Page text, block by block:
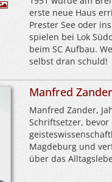
erste neue Haus
Prester See oder
spielen bei Lok
beim SC Aufbau.
selbst dran schuld!
Manfred Zander
Manfred Zander,
Schriftsetzer,
Magdeburg und
über das